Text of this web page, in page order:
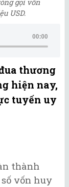
gọi vốn
USD.
00:00
thương
hiện nay,
tuyến uy
thành
vốn huy